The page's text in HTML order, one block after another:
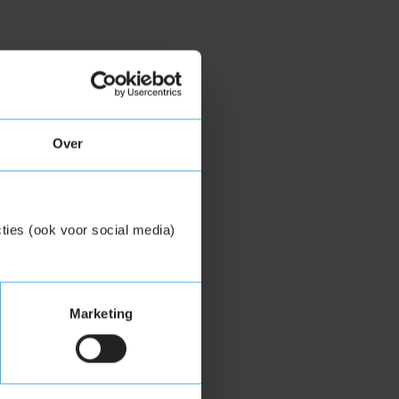
Over
(ook voor social media)
Marketing